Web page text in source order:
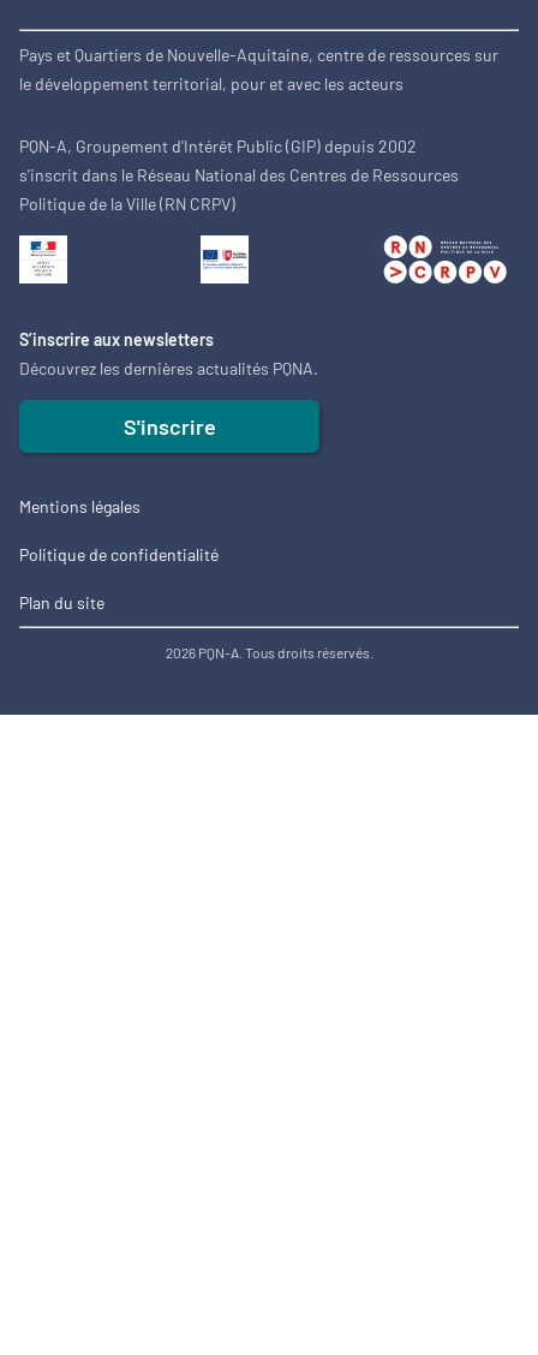
Pays et Quartiers de Nouvelle-Aquitaine, centre de ressources sur
le développement territorial, pour et avec les acteurs
PQN-A, Groupement d'Intérêt Public (GIP) depuis 2002
s'inscrit dans le Réseau National des Centres de Ressources
Politique de la Ville (RN CRPV)
S’inscrire aux newsletters
Découvrez les dernières actualités PQNA.
S'inscrire
Mentions légales
Politique de confidentialité
Plan du site
2026 PQN-A. Tous droits réservés.